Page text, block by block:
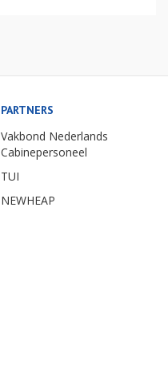
PARTNERS
Vakbond Nederlands
Cabinepersoneel
TUI
NEWHEAP